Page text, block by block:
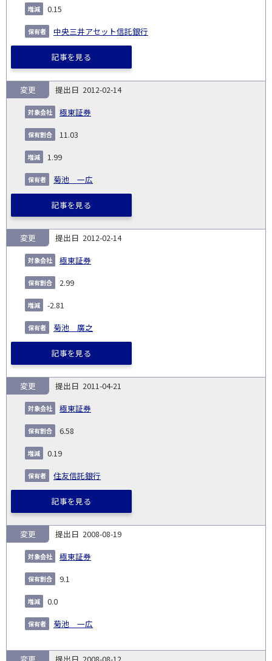
0.15
中央三井アセット信託銀行
記事を見る
2012-02-14
極東証券
変更
11.03
1.99
菊池 一広
記事を見る
2012-02-14
極東証券
変更
2.99
-2.81
菊池 廣之
記事を見る
2011-04-21
極東証券
変更
6.58
0.19
住友信託銀行
記事を見る
2008-08-19
極東証券
変更
9.1
0.0
菊池 一広